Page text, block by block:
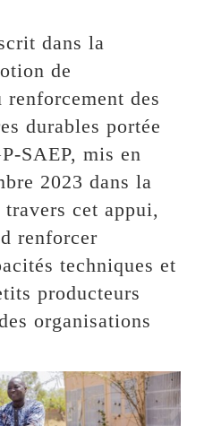
dans la
de
des
durables portée
SAEP, mis en
2023 dans la
cet appui,
renforcer
techniques et
producteurs
organisations